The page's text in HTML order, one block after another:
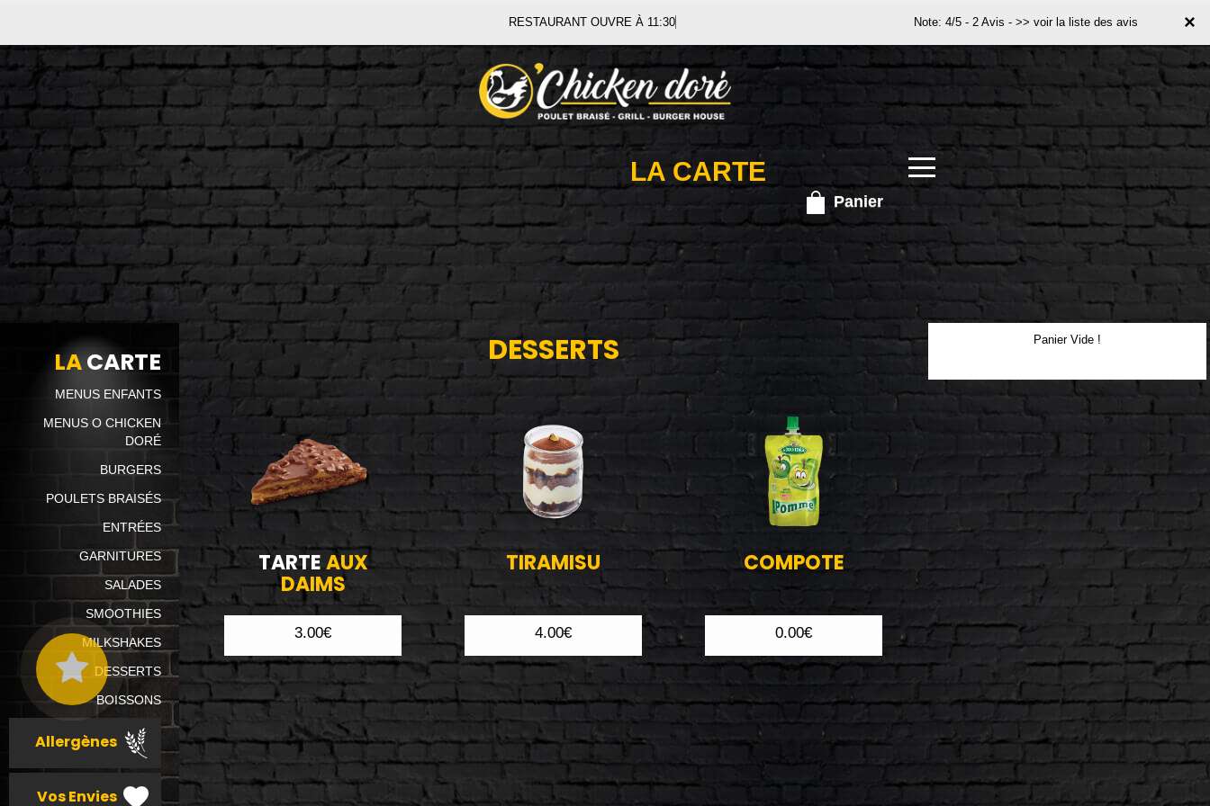
×
RESTAURANT OUVRE À 11:30 Note: 4/5 - 2 Avis - >> voir la liste des avis
LA CARTE
×
LACARTE
MENUS ENFANTS
MENUS O CHICKEN
DORÉ
BURGERS
POULETS BRAISÉS
ENTRÉES
GARNITURES
SALADES
SMOOTHIES
MILKSHAKES
DESSERTS
BOISSONS
Allergènes
Vos Envies
DESSERTS
TARTEAUX
DAIMS
3.00€
TIRAMISU
4.00€
COMPOTE
0.00€
Panier Vide !